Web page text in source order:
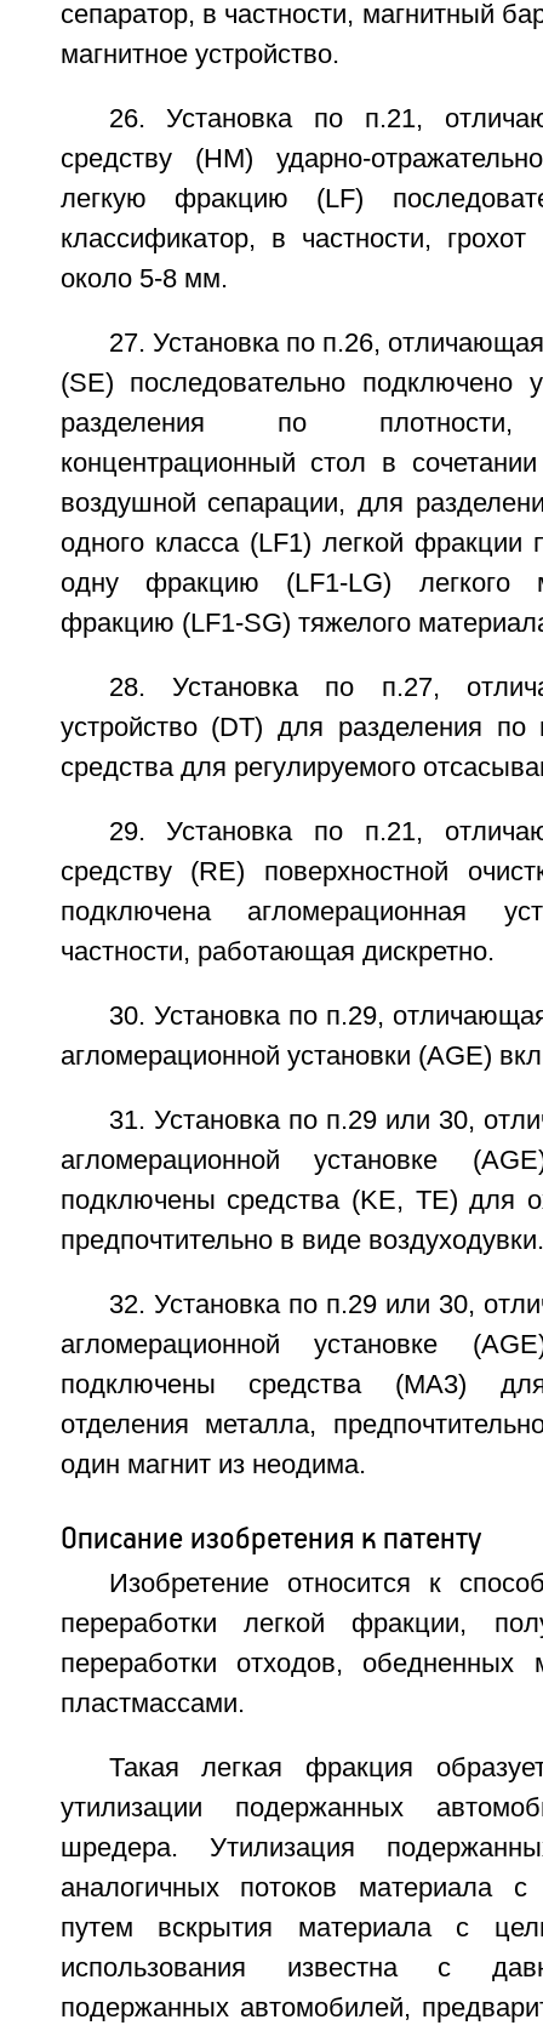
сепаратор, в частности, магнитный
магнитное устройство.
26. Установка по п.21,
средству (НМ) ударно-
легкую фракцию (LF)
классификатор, в частности,
около 5-8 мм.
27. Установка по п.26,
(SE) последовательно подключено
разделения по плотности,
концентрационный стол в
воздушной сепарации, для
одного класса (LF1) легкой
одну фракцию (LF1-LG) легкого
фракцию (LF1-SG) тяжелого
28. Установка по п.27,
устройство (DT) для разделения по
средства для регулируемого
29. Установка по п.21,
средству (RE) поверхностной
подключена агломерационная
частности, работающая дискретно.
30. Установка по п.29,
агломерационной установки (AGE)
31. Установка по п.29 или 30,
агломерационной установке
подключены средства (KЕ, ТЕ) для
предпочтительно в виде воздуходувки.
32. Установка по п.29 или 30,
агломерационной установке
подключены средства (МА3) для
отделения металла,
один магнит из неодима.
Описание изобретения к патенту
Изобретение относится к
переработки легкой фракции,
переработки отходов, обедненных
пластмассами.
Такая легкая фракция
утилизации подержанных
шредера. Утилизация
аналогичных потоков материала
путем вскрытия материала с
использования известна с
подержанных автомобилей,